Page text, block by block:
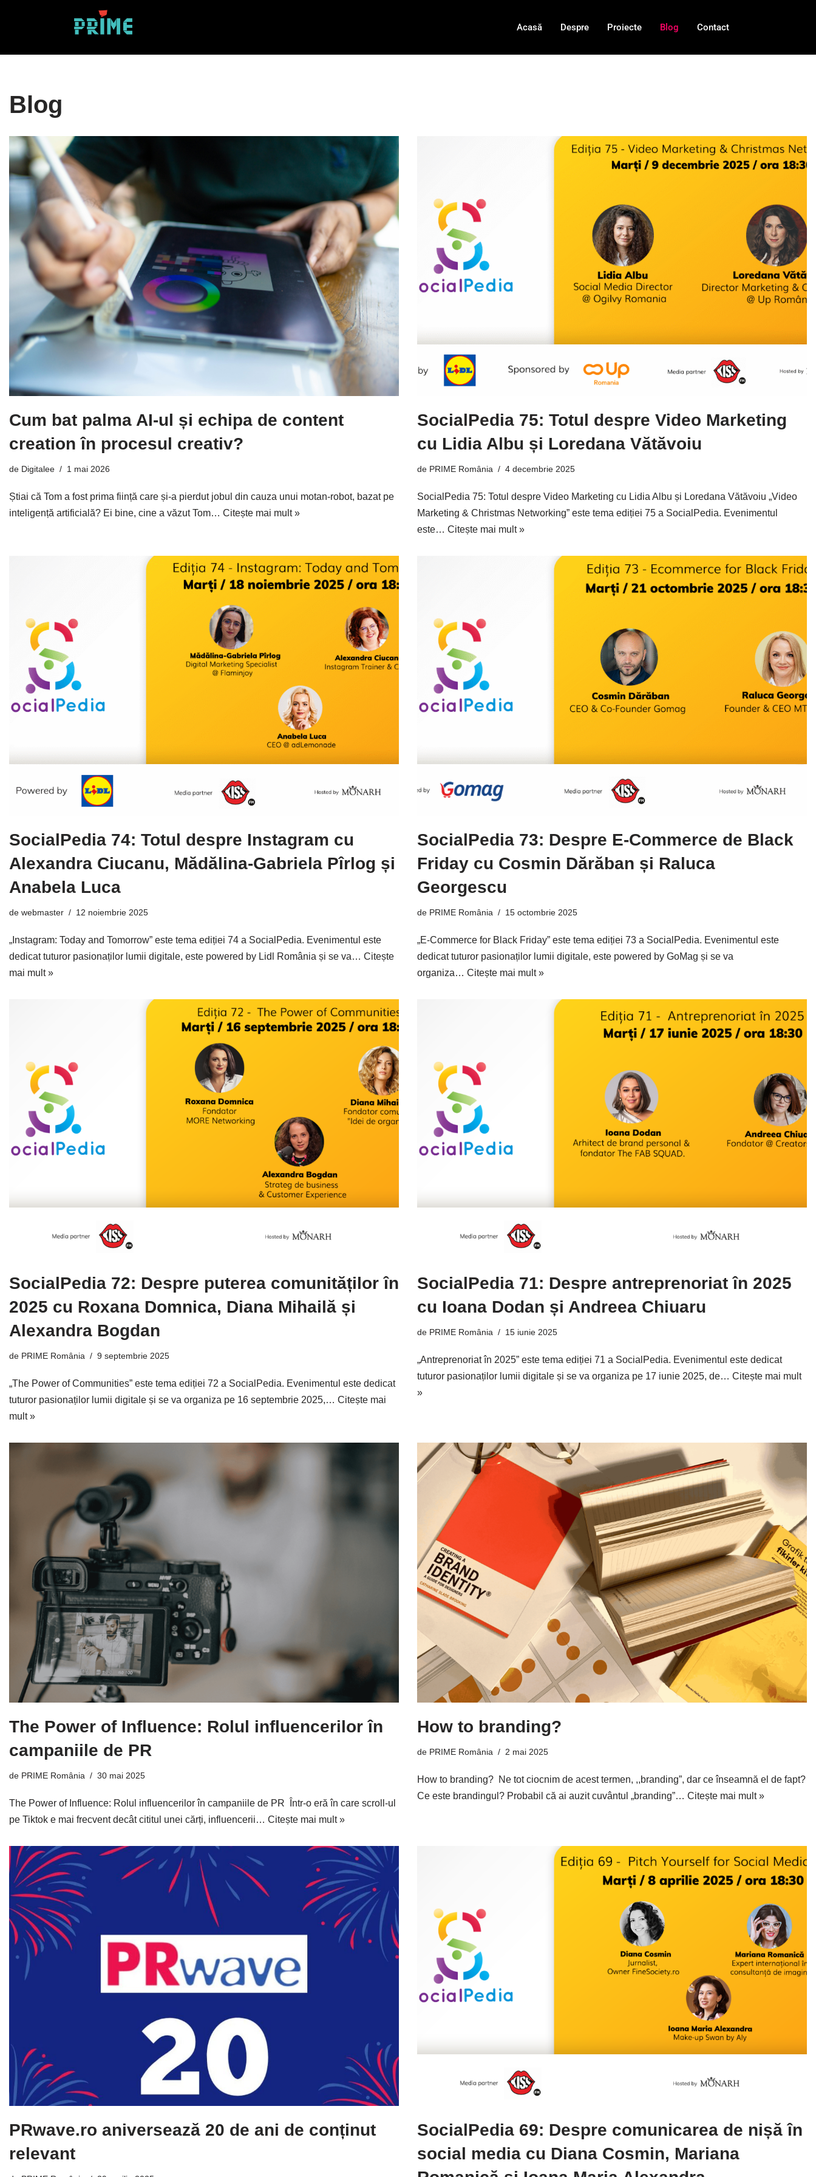
Acasă Despre Proiecte Blog Contact
Blog
Cum bat palma AI-ul și echipa de content
creation în procesul creativ?
de Digitalee 1 mai 2026
Știai că Tom a fost prima ființă care și-a pierdut jobul din cauza unui motan-robot, bazat pe
inteligență artificială? Ei bine, cine a văzut Tom… Citește mai mult »
SocialPedia 75: Totul despre Video Marketing
cu Lidia Albu și Loredana Vătăvoiu
de PRIME România 4 decembrie 2025
SocialPedia 75: Totul despre Video Marketing cu Lidia Albu și Loredana Vătăvoiu „Video
Marketing & Christmas Networking” este tema ediției 75 a SocialPedia. Evenimentul
este… Citește mai mult »
SocialPedia 74: Totul despre Instagram cu
Alexandra Ciucanu, Mădălina-Gabriela Pîrlog și
Anabela Luca
de webmaster 12 noiembrie 2025
„Instagram: Today and Tomorrow” este tema ediției 74 a SocialPedia. Evenimentul este
dedicat tuturor pasionaților lumii digitale, este powered by Lidl România și se va… Citește
mai mult »
SocialPedia 73: Despre E-Commerce de Black
Friday cu Cosmin Dărăban și Raluca
Georgescu
de PRIME România 15 octombrie 2025
„E-Commerce for Black Friday” este tema ediției 73 a SocialPedia. Evenimentul este
dedicat tuturor pasionaților lumii digitale, este powered by GoMag și se va
organiza… Citește mai mult »
SocialPedia 72: Despre puterea comunităților în
2025 cu Roxana Domnica, Diana Mihailă și
Alexandra Bogdan
de PRIME România 9 septembrie 2025
„The Power of Communities” este tema ediției 72 a SocialPedia. Evenimentul este dedicat
tuturor pasionaților lumii digitale și se va organiza pe 16 septembrie 2025,… Citește mai
mult »
SocialPedia 71: Despre antreprenoriat în 2025
cu Ioana Dodan și Andreea Chiuaru
de PRIME România 15 iunie 2025
„Antreprenoriat în 2025” este tema ediției 71 a SocialPedia. Evenimentul este dedicat
tuturor pasionaților lumii digitale și se va organiza pe 17 iunie 2025, de… Citește mai mult
»
The Power of Influence: Rolul influencerilor în
campaniile de PR
de PRIME România 30 mai 2025
The Power of Influence: Rolul influencerilor în campaniile de PR Într-o eră în care scroll-ul
pe Tiktok e mai frecvent decât cititul unei cărți, influencerii… Citește mai mult »
How to branding?
de PRIME România 2 mai 2025
How to branding? Ne tot ciocnim de acest termen, ,,branding”, dar ce înseamnă el de fapt?
Ce este brandingul? Probabil că ai auzit cuvântul „branding”… Citește mai mult »
PRwave.ro aniversează 20 de ani de conținut
relevant
SocialPedia 69: Despre comunicarea de nișă în
social media cu Diana Cosmin, Mariana